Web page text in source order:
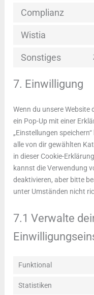
Complianz
Wistia
Sonstiges
7. Einwilligung
Wenn du unsere Website
ein Pop-Up mit einer
„Einstellungen
alle von dir gewählten
in dieser Cookie-
kannst die Verwendung
deaktivieren, aber bitte
unter Umständen nicht
7.1 Verwalte
Funktional
Statistiken